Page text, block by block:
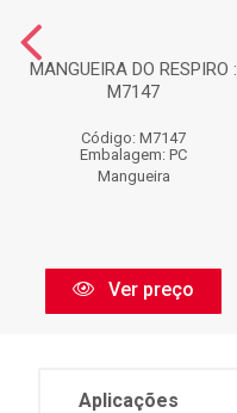
MANGUEIRA DO RESPIRO :
M7147
Código: M7147
Embalagem: PC
Mangueira
Ver preço
Aplicações